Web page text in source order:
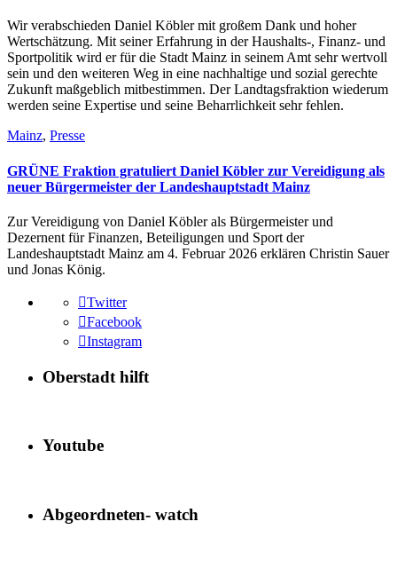
Wir verabschieden Daniel Köbler mit großem Dank und hoher
Wertschätzung. Mit seiner Erfahrung in der Haushalts-, Finanz- und
Sportpolitik wird er für die Stadt Mainz in seinem Amt sehr wertvoll
sein und den weiteren Weg in eine nachhaltige und sozial gerechte
Zukunft maßgeblich mitbestimmen. Der Landtagsfraktion wiederum
werden seine Expertise und seine Beharrlichkeit sehr fehlen.
Mainz, Presse
GRÜNE Fraktion gratuliert Daniel Köbler zur Vereidigung als
neuer Bürgermeister der Landeshauptstadt Mainz
Zur Vereidigung von Daniel Köbler als Bürgermeister und
Dezernent für Finanzen, Beteiligungen und Sport der
Landeshauptstadt Mainz am 4. Februar 2026 erklären Christin Sauer
und Jonas König.
Twitter
Facebook
Instagram
Oberstadt hilft
Youtube
Abgeordneten- watch